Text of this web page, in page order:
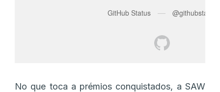
No que toca a prémios conquistados, a SAW